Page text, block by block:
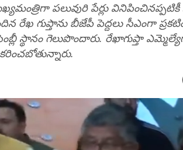
పలువురి పేర్లు
రేఖ గుప్తాను బీజేపీ పెద్దలు సీఎంగా
స్థానం గెలుపొందారు. రేఖాగుప్తా